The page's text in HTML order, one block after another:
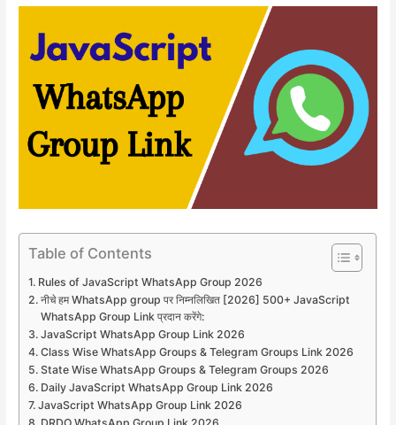
Table of Contents
Rules of JavaScript WhatsApp Group 2026
नीचे हम WhatsApp group पर निम्नलिखित [2026] 500+ JavaScript
WhatsApp Group Link प्रदान करेंगे:
JavaScript WhatsApp Group Link 2026
Class Wise WhatsApp Groups & Telegram Groups Link 2026
State Wise WhatsApp Groups & Telegram Groups 2026
Daily JavaScript WhatsApp Group Link 2026
JavaScript WhatsApp Group Link 2026